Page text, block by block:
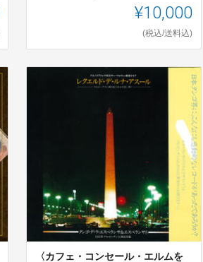
¥10,000
(税込/送料込)
〈カフェ・コンセール・エルムを